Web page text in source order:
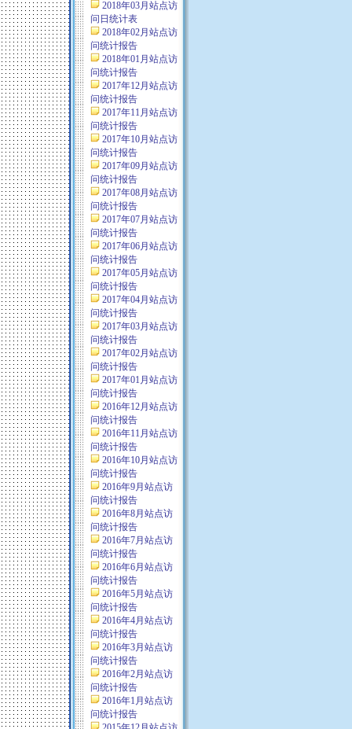
2018年03月站点访
问日统计表
2018年02月站点访
问统计报告
2018年01月站点访
问统计报告
2017年12月站点访
问统计报告
2017年11月站点访
问统计报告
2017年10月站点访
问统计报告
2017年09月站点访
问统计报告
2017年08月站点访
问统计报告
2017年07月站点访
问统计报告
2017年06月站点访
问统计报告
2017年05月站点访
问统计报告
2017年04月站点访
问统计报告
2017年03月站点访
问统计报告
2017年02月站点访
问统计报告
2017年01月站点访
问统计报告
2016年12月站点访
问统计报告
2016年11月站点访
问统计报告
2016年10月站点访
问统计报告
2016年9月站点访
问统计报告
2016年8月站点访
问统计报告
2016年7月站点访
问统计报告
2016年6月站点访
问统计报告
2016年5月站点访
问统计报告
2016年4月站点访
问统计报告
2016年3月站点访
问统计报告
2016年2月站点访
问统计报告
2016年1月站点访
问统计报告